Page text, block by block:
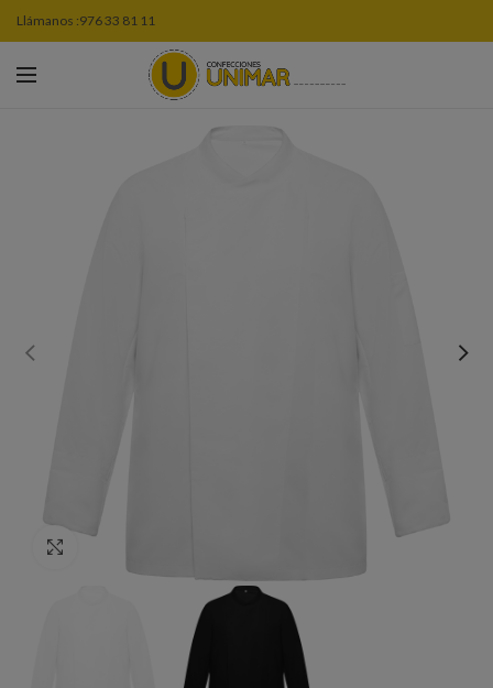
Llámanos :976 33 81 11